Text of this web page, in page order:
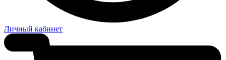
Личный кабинет